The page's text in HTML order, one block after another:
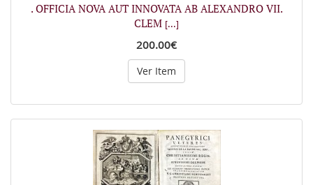
. OFFICIA NOVA AUT INNOVATA AB ALEXANDRO VII.
CLEM [...]
200.00€
Ver Item